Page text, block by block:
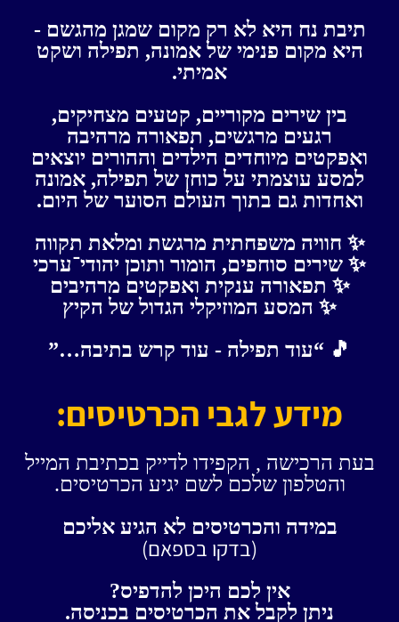
תיבת נח היא לא רק מקום שמגן מהגשם -
היא מקום פנימי של אמונה, תפילה ושקט
אמיתי.
בין שירים מקוריים, קטעים מצחיקים,
רגעים מרגשים, תפאורה מרהיבה
ואפקטים מיוחדים הילדים וההורים יוצאים
למסע עוצמתי על כוחן של תפילה, אמונה
ואחדות גם בתוך העולם הסוער של היום.
✨ חוויה משפחתית מרגשת ומלאת תקווה
✨ שירים סוחפים, הומור ותוכן יהודי־ערכי
✨ תפאורה ענקית ואפקטים מרהיבים
✨ המסע המוזיקלי הגדול של הקיץ
🎵 “עוד תפילה - עוד קרש בתיבה…”
מידע לגבי הכרטיסים:
בעת הרכישה , הקפידו לדייק בכתיבת המייל
והטלפון שלכם לשם יגיע הכרטיסים.
במידה והכרטיסים לא הגיע אליכם
(בדקו בספאם)
אין לכם היכן להדפיס?
ניתן לקבל את הכרטיסים בכניסה.